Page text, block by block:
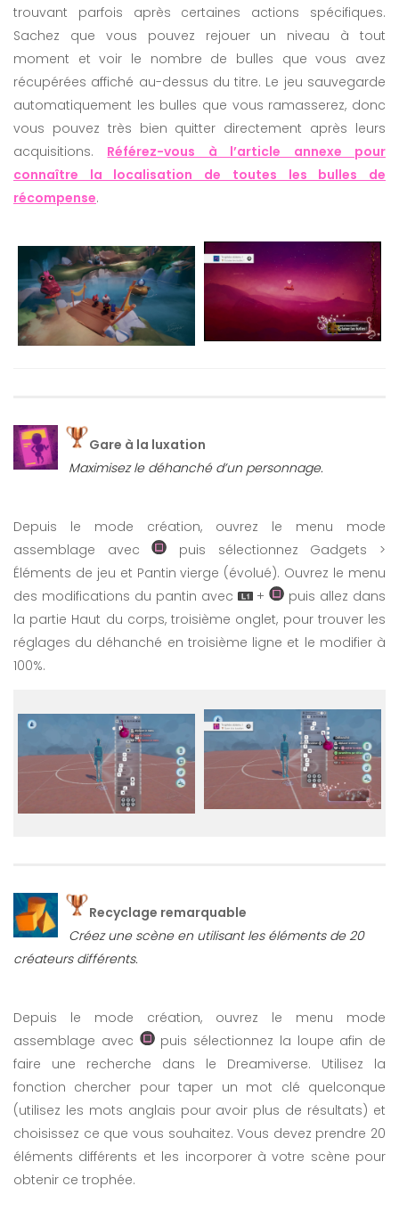
trouvant parfois après certaines actions spécifiques.
Sachez que vous pouvez rejouer un niveau à tout
moment et voir le nombre de bulles que vous avez
récupérées affiché au-dessus du titre. Le jeu sauvegarde
automatiquement les bulles que vous ramasserez, donc
vous pouvez très bien quitter directement après leurs
acquisitions. Référez-vous à l’article annexe pour
connaître la localisation de toutes les bulles de
récompense.
Gare à la luxation
Maximisez le déhanché d’un personnage.
Depuis le mode création, ouvrez le menu mode
assemblage avec
puis sélectionnez Gadgets >
Éléments de jeu et Pantin vierge (évolué). Ouvrez le menu
des modifications du pantin avec
+
puis allez dans
la partie Haut du corps, troisième onglet, pour trouver les
réglages du déhanché en troisième ligne et le modifier à
100%.
Recyclage remarquable
Créez une scène en utilisant les éléments de 20
créateurs différents.
Depuis le mode création, ouvrez le menu mode
assemblage avec
puis sélectionnez la loupe afin de
faire une recherche dans le Dreamiverse. Utilisez la
fonction chercher pour taper un mot clé quelconque
(utilisez les mots anglais pour avoir plus de résultats) et
choisissez ce que vous souhaitez. Vous devez prendre 20
éléments différents et les incorporer à votre scène pour
obtenir ce trophée.